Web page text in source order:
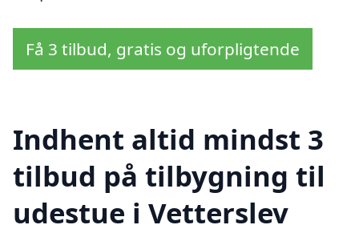
Få 3 tilbud, gratis og uforpligtende
Indhent altid mindst 3
tilbud på tilbygning til
udestue i Vetterslev